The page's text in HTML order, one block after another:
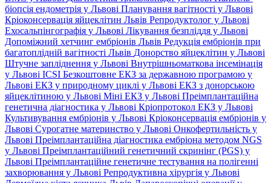
біопсія ендометрія у Львові Планування вагітності у Львові
Кріоконсервація яйцеклітин Львів Репродуктолог у Львові
Ехосальпінгографія у Львові Лікування безпліддя у Львові
Допоміжний хетчинг ембріонів Львів Редукція ембріонів при
багатоплідній вагітності Львів Донорство яйцеклітин у Львові
Штучне запліднення у Львові Внутрішньоматкова інсемінація
у Львові ICSI Безкоштовне ЕКЗ за державною програмою у
Львові ЕКЗ у природному циклі у Львові ЕКЗ з донорською
яйцеклітиною у Львові Міні ЕКЗ у Львові Преімплантаційна
генетична діагностика у Львові Кріопротокол ЕКЗ у Львові
Культивування ембріонів у Львові Кріоконсервація ембріонів у
Львові Сурогатне материнство у Львові Онкофертильність у
Львові Преімплантаційна діагностика ембріона методом NGS
у Львові Преімплантаційний генетичний скринінг (PGS) у
Львові Преімплантаційне генетичне тестування на полігенні
захворювання у Львові Репродуктивна хірургія у Львові